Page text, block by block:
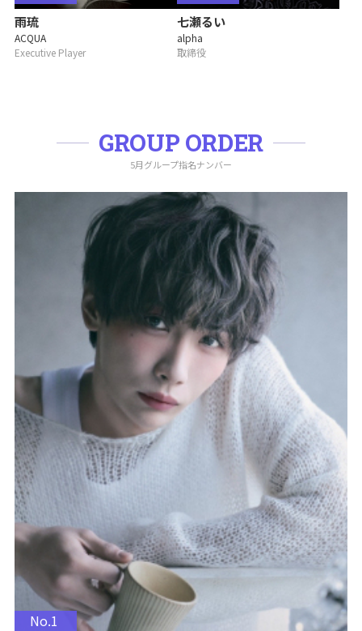
雨琉
ACQUA
Executive Player
七瀬るい
alpha
取締役
GROUP ORDER
5月グループ指名ナンバー
No.1